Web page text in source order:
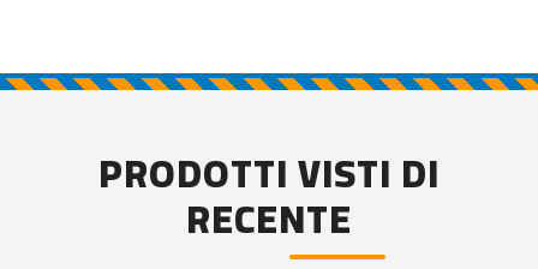
PRODOTTI VISTI DI
RECENTE